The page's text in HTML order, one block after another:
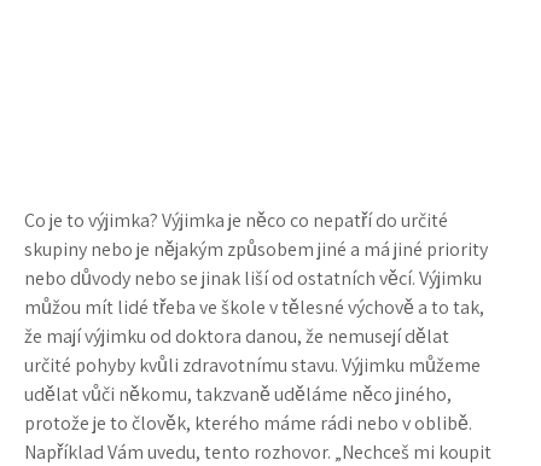
Co je to výjimka? Výjimka je něco co nepatří do určité
skupiny nebo je nějakým způsobem jiné a má jiné priority
nebo důvody nebo se jinak liší od ostatních věcí. Výjimku
můžou mít lidé třeba ve škole v tělesné výchově a to tak,
že mají výjimku od doktora danou, že nemusejí dělat
určité pohyby kvůli zdravotnímu stavu. Výjimku můžeme
udělat vůči někomu, takzvaně uděláme něco jiného,
protože je to člověk, kterého máme rádi nebo v oblibě.
Například Vám uvedu, tento rozhovor. „Nechceš mi koupit